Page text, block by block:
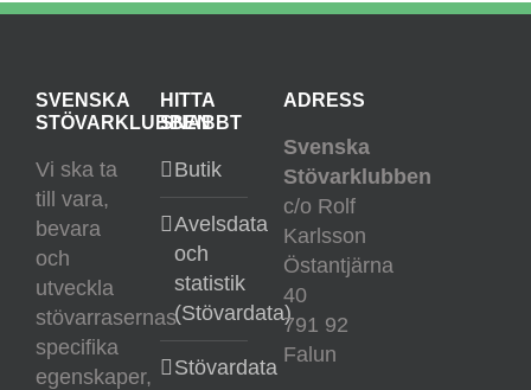
SVENSKA
STÖVARKLUBBEN
Vi ska ta
till vara,
bevara
och
utveckla
stövarrasernas
specifika
egenskaper,
HITTA
SNABBT
Butik
Avelsdata
och
statistik
(Stövardata)
Stövardata
ADRESS
Svenska
Stövarklubben
c/o Rolf
Karlsson
Östantjärna
40
791 92
Falun